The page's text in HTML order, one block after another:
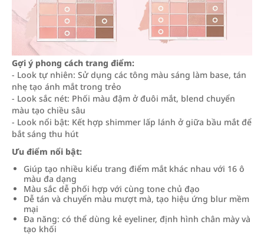
Gợi ý phong cách trang điểm:
- Look tự nhiên: Sử dụng các tông màu sáng làm base, tán
nhẹ tạo ánh mắt trong trẻo
- Look sắc nét: Phối màu đậm ở đuôi mắt, blend chuyển
màu tạo chiều sâu
- Look nổi bật: Kết hợp shimmer lấp lánh ở giữa bầu mắt để
bắt sáng thu hút
Ưu điểm nổi bật:
Giúp tạo nhiều kiểu trang điểm mắt khác nhau với 16 ô
màu đa dạng
Màu sắc dễ phối hợp với cùng tone chủ đạo
Dễ tán và chuyển màu mượt mà, tạo hiệu ứng blur mềm
mại
Đa năng: có thể dùng kẻ eyeliner, định hình chân mày và
tạo khối